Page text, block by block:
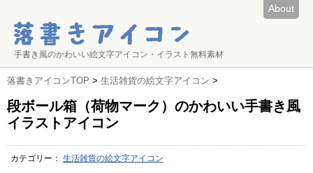
About
手書き風のかわいい絵文字アイコン・イラスト無料素材
落書きアイコンTOP > 生活雑貨の絵文字アイコン >
段ボール箱（荷物マーク）のかわいい手書き風
イラストアイコン
カテゴリー： 生活雑貨の絵文字アイコン